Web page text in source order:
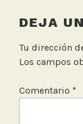
t
l
DEJA
Tu dirección
Los campos
Comentario *